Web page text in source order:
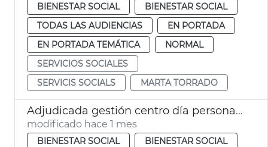
BIENESTAR SOCIAL
BIENESTAR SOCIAL
TODAS LAS AUDIENCIAS
EN PORTADA
EN PORTADA TEMÁTICA
NORMAL
SERVICIOS SOCIALES
SERVICIS SOCIALS
MARTA TORRADO
Adjudicada gestión centro día personas mayores dependientes Arniches València
modificado hace 1 mes
BIENESTAR SOCIAL
BIENESTAR SOCIAL